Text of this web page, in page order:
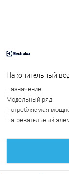
Накопительный
Назначение
Модельный ряд
Потребляемая
Нагревательный